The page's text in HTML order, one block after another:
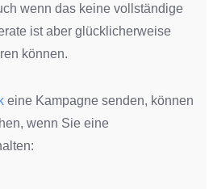
wenn das keine vollständige
ist aber glücklicherweise
können.
eine Kampagne senden, können
wenn Sie eine